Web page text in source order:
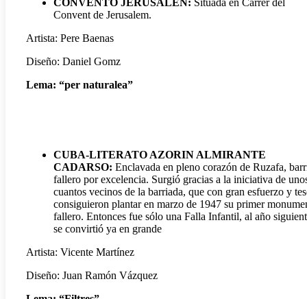
Convent de Jerusalem.
Artista: Pere Baenas
Diseño: Daniel Gomz
Lema: “per naturalea”
CUBA-LITERATO AZORIN ALMIRANTE
CADARSO: Enclavada en pleno corazón de Ruzafa,
fallero por excelencia. Surgió gracias a la iniciativa de
cuantos vecinos de la barriada, que con gran esfuerzo y
consiguieron plantar en marzo de 1947 su primer
fallero. Entonces fue sólo una Falla Infantil, al año
se convirtió ya en grande
Artista: Vicente Martínez
Diseño: Juan Ramón Vázquez